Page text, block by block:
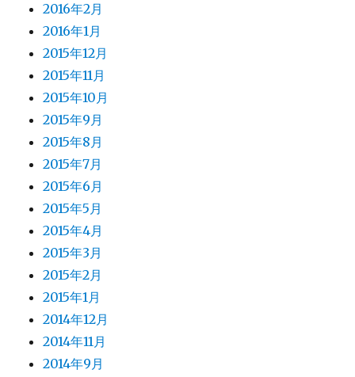
2016年2月
2016年1月
2015年12月
2015年11月
2015年10月
2015年9月
2015年8月
2015年7月
2015年6月
2015年5月
2015年4月
2015年3月
2015年2月
2015年1月
2014年12月
2014年11月
2014年9月